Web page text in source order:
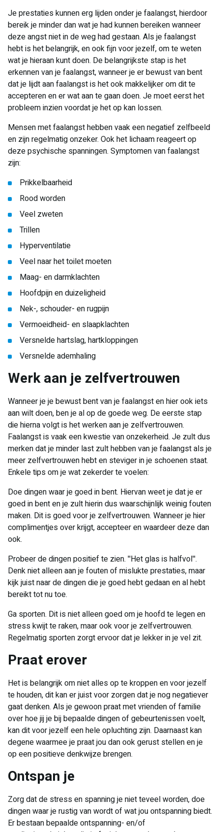
Je prestaties kunnen erg lijden onder je faalangst, hierdoor
bereik je minder dan wat je had kunnen bereiken wanneer
deze angst niet in de weg had gestaan. Als je faalangst
hebt is het belangrijk, en ook fijn voor jezelf, om te weten
wat je hieraan kunt doen. De belangrijkste stap is het
erkennen van je faalangst, wanneer je er bewust van bent
dat je lijdt aan faalangst is het ook makkelijker om dit te
accepteren en er wat aan te gaan doen. Je moet eerst het
probleem inzien voordat je het op kan lossen.
Mensen met faalangst hebben vaak een negatief zelfbeeld
en zijn regelmatig onzeker. Ook het lichaam reageert op
deze psychische spanningen. Symptomen van faalangst
zijn:
Prikkelbaarheid
Rood worden
Veel zweten
Trillen
Hyperventilatie
Veel naar het toilet moeten
Maag- en darmklachten
Hoofdpijn en duizeligheid
Nek-, schouder- en rugpijn
Vermoeidheid- en slaapklachten
Versnelde hartslag, hartkloppingen
Versnelde ademhaling
Werk aan je zelfvertrouwen
Wanneer je je bewust bent van je faalangst en hier ook iets
aan wilt doen, ben je al op de goede weg. De eerste stap
die hierna volgt is het werken aan je zelfvertrouwen.
Faalangst is vaak een kwestie van onzekerheid. Je zult dus
merken dat je minder last zult hebben van je faalangst als je
meer zelfvertrouwen hebt en steviger in je schoenen staat.
Enkele tips om je wat zekerder te voelen:
Doe dingen waar je goed in bent. Hiervan weet je dat je er
goed in bent en je zult hierin dus waarschijnlijk weinig fouten
maken. Dit is goed voor je zelfvertrouwen. Wanneer je hier
complimentjes over krijgt, accepteer en waardeer deze dan
ook.
Probeer de dingen positief te zien. ''Het glas is halfvol''.
Denk niet alleen aan je fouten of mislukte prestaties, maar
kijk juist naar de dingen die je goed hebt gedaan en al hebt
bereikt tot nu toe.
Ga sporten. Dit is niet alleen goed om je hoofd te legen en
stress kwijt te raken, maar ook voor je zelfvertrouwen.
Regelmatig sporten zorgt ervoor dat je lekker in je vel zit.
Praat erover
Het is belangrijk om niet alles op te kroppen en voor jezelf
te houden, dit kan er juist voor zorgen dat je nog negatiever
gaat denken. Als je gewoon praat met vrienden of familie
over hoe jij je bij bepaalde dingen of gebeurtenissen voelt,
kan dit voor jezelf een hele opluchting zijn. Daarnaast kan
degene waarmee je praat jou dan ook gerust stellen en je
op een positieve denkwijze brengen.
Ontspan je
Zorg dat de stress en spanning je niet teveel worden, doe
dingen waar je rustig van wordt of wat jou ontspanning biedt.
Er bestaan bepaalde ontspanning- en/of